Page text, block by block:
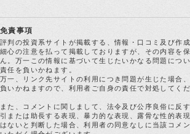
免責事項
評判の投資系サイトが掲載する、情報・口コミ及び作
細心の注意を払って掲載しておりますが、その内容を
ん。万一この情報に基づいて生じたいかなる問題につ
責任を負いかねます。
万一、リンク先サイトの利用につき問題が生じた場合
負いかねますので、利用者ご自身の責任で対処してくだ
また、コメントに関しまして、法令及び公序良俗に反
引または助長する表現、暴力的な表現、露骨な性的表
はないと判断した場合、利用者の同意なしに当該コメ